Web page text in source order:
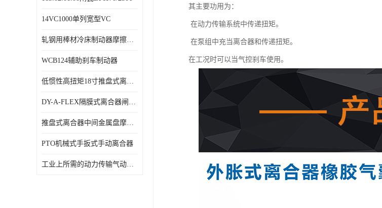
14VC1000单列宽型VC
轧钢用棒材冷床制动器摩擦片218
WCB124辅助刹车制动器
低惯性高扭矩18寸推盘式离合器中心盘齿盘W18-11-101
DY-A-FLEX隔膜式离合器闸瓦总成7015125A
推盘式离合器中间金属盘摩擦盘18寸
PTO机械式手扳式手动离合器
工业上所需的动力传输气动离合器WCB424
其主要功用为：
在动力传输系统中传递扭矩。
在泵组中充当离合器和传递扭矩。
在工况时可以当气控刹车使用。